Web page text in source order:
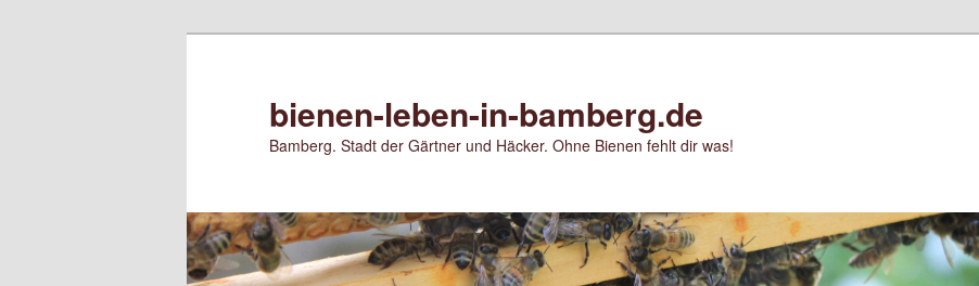
bienen-leben-in-bamberg.de
Bamberg. Stadt der Gärtner und Häcker. Ohne Bienen fehlt dir was!